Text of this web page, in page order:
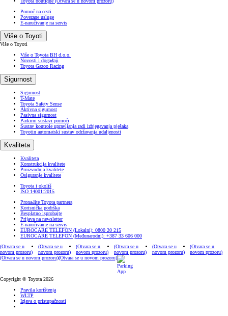
Pomoć na cesti
Povezane usluge
E-naručivanje na servis
Više o Toyoti
Više o Toyoti
Više o Toyota BH d.o.o.
Novosti i događaji
Toyota Gazoo Racing
Sigurnost
Sigurnost
T-Mate
Toyota Safety Sense
Aktivna sigurnost
Pasivna sigurnost
Parkirni sustavi pomoći
Sustav kontrole upravljanja radi izbjegavanja pješaka
Toyotin automatski sustav održavanja udaljenosti
Kvaliteta
Kvaliteta
Konstrukcija kvalitete
Proizvodnja kvalitete
Osiguranje kvalitete
Toyota i okoliš
ISO 14001:2015
Pronađite Toyota partnera
Korisnička podrška
Besplatno isprobajte
Prijava na newsletter
E-naručivanje na servis
EUROCARE TELEFON (Lokalni): 0800 20 215
EUROCARE TELEFON (Međunarodni): +387 33 606 000
(Otvara se u
novom prozoru)
(Otvara se u
novom prozoru)
(Otvara se u
novom prozoru)
(Otvara se u
novom prozoru)
(Otvara se u
novom prozoru)
(Otvara se u
novom prozoru)
(Otvara se u novom prozoru)(Otvara se u novom prozoru)
Copyright © Toyota 2026
Pravila korištenja
WLTP
Izjava o pristupačnosti